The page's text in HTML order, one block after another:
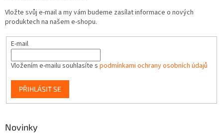
Vložte svůj e-mail a my vám budeme zasílat informace o nových
produktech na našem e-shopu.
E-mail
Vložením e-mailu souhlasíte s podmínkami ochrany osobních údajů
PŘIHLÁSIT SE
Novinky